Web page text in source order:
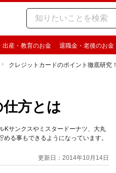
出産・教育のお金 退職金・老後のお金
クレジットカードのポイント徹底研究！
方とは
Kサンクスやミスタードーナツ、大丸
る事もできるようになっています。
更新日：2014年10月14日